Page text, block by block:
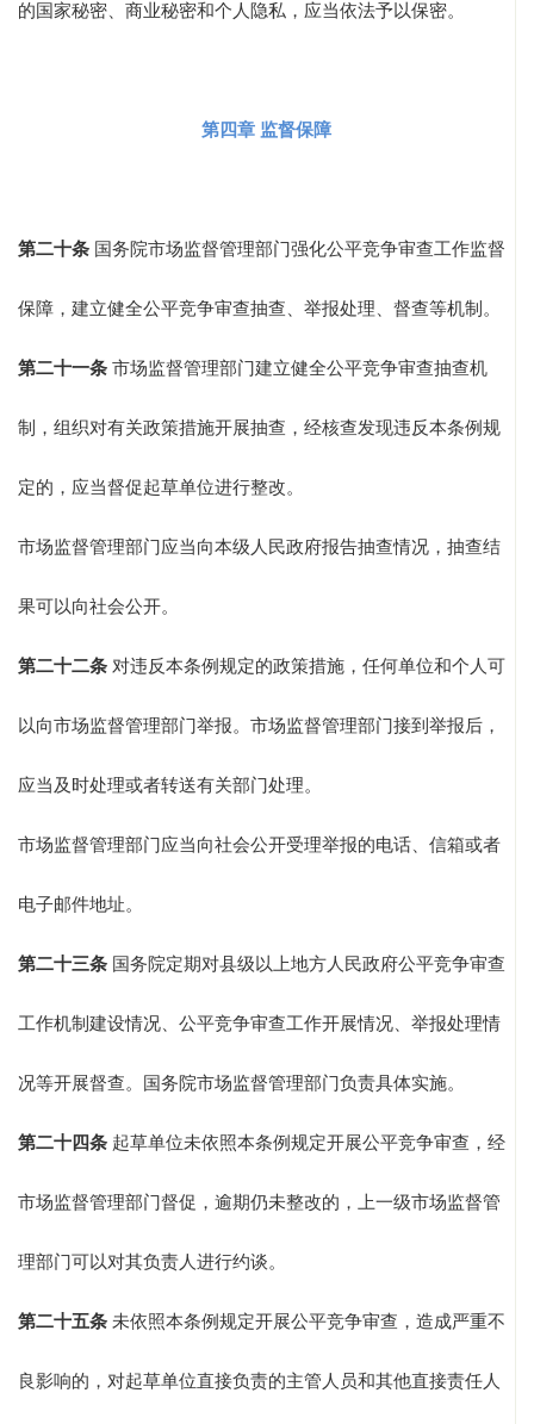
的国家秘密、商业秘密和个人隐私，应当依法予以保密。
第四章 监督保障
第二十条 国务院市场监督管理部门强化公平竞争审查工作监督
保障，建立健全公平竞争审查抽查、举报处理、督查等机制。
第二十一条 市场监督管理部门建立健全公平竞争审查抽查机
制，组织对有关政策措施开展抽查，经核查发现违反本条例规
定的，应当督促起草单位进行整改。
市场监督管理部门应当向本级人民政府报告抽查情况，抽查结
果可以向社会公开。
第二十二条 对违反本条例规定的政策措施，任何单位和个人可
以向市场监督管理部门举报。市场监督管理部门接到举报后，
应当及时处理或者转送有关部门处理。
市场监督管理部门应当向社会公开受理举报的电话、信箱或者
电子邮件地址。
第二十三条 国务院定期对县级以上地方人民政府公平竞争审查
工作机制建设情况、公平竞争审查工作开展情况、举报处理情
况等开展督查。国务院市场监督管理部门负责具体实施。
第二十四条 起草单位未依照本条例规定开展公平竞争审查，经
市场监督管理部门督促，逾期仍未整改的，上一级市场监督管
理部门可以对其负责人进行约谈。
第二十五条 未依照本条例规定开展公平竞争审查，造成严重不
良影响的，对起草单位直接负责的主管人员和其他直接责任人